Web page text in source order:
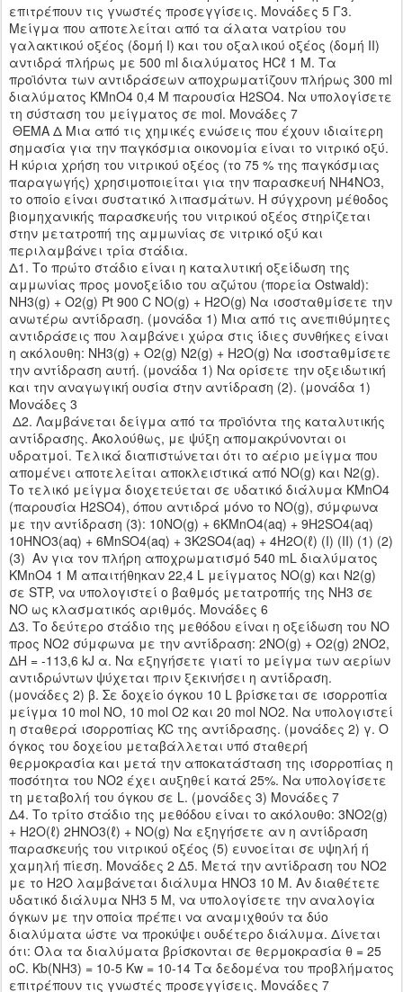
επιτρέπουν τις γνωστές προσεγγίσεις. Μονάδες 5 Γ3.
Μείγμα που αποτελείται από τα άλατα νατρίου του
γαλακτικού οξέος (δομή Ι) και του οξαλικού οξέος (δομή ΙΙ)
αντιδρά πλήρως με 500 ml διαλύματος HCℓ 1 Μ. Τα
προϊόντα των αντιδράσεων αποχρωματίζουν πλήρως 300 ml
διαλύματος KMnO4 0,4 M παρουσία H2SO4. Να υπολογίσετε
τη σύσταση του μείγματος σε mol. Μονάδες 7
ΘΕΜΑ Δ Μια από τις χημικές ενώσεις που έχουν ιδιαίτερη
σημασία για την παγκόσμια οικονομία είναι το νιτρικό οξύ.
Η κύρια χρήση του νιτρικού οξέος (το 75 % της παγκόσμιας
παραγωγής) χρησιμοποιείται για την παρασκευή NH4NO3,
το οποίο είναι συστατικό λιπασμάτων. Η σύγχρονη μέθοδος
βιομηχανικής παρασκευής του νιτρικού οξέος στηρίζεται
στην μετατροπή της αμμωνίας σε νιτρικό οξύ και
περιλαμβάνει τρία στάδια.
Δ1. Το πρώτο στάδιο είναι η καταλυτική οξείδωση της
αμμωνίας προς μονοξείδιο του αζώτου (πορεία Ostwald):
NH3(g) + O2(g) Pt 900 C NO(g) + H2O(g) Να ισοσταθμίσετε την
ανωτέρω αντίδραση. (μονάδα 1) Μια από τις ανεπιθύμητες
αντιδράσεις που λαμβάνει χώρα στις ίδιες συνθήκες είναι
η ακόλουθη: NH3(g) + Ο2(g) N2(g) + H2O(g) Να ισοσταθμίσετε
την αντίδραση αυτή. (μονάδα 1) Να ορίσετε την οξειδωτική
και την αναγωγική ουσία στην αντίδραση (2). (μονάδα 1)
Μονάδες 3
Δ2. Λαμβάνεται δείγμα από τα προϊόντα της καταλυτικής
αντίδρασης. Ακολούθως, με ψύξη απομακρύνονται οι
υδρατμοί. Τελικά διαπιστώνεται ότι το αέριο μείγμα που
απομένει αποτελείται αποκλειστικά από NO(g) και Ν2(g).
Το τελικό μείγμα διοχετεύεται σε υδατικό διάλυμα KMnO4
(παρουσία H2SO4), όπου αντιδρά μόνο το NO(g), σύμφωνα
με την αντίδραση (3): 10NO(g) + 6KMnO4(aq) + 9H2SO4(aq)
10HNO3(aq) + 6MnSO4(aq) + 3K2SO4(aq) + 4H2O(ℓ) (Ι) (ΙΙ) (1) (2)
(3) Αν για τον πλήρη αποχρωματισμό 540 mL διαλύματος
KMnO4 1 Μ απαιτήθηκαν 22,4 L μείγματος NO(g) και Ν2(g)
σε STP, να υπολογιστεί ο βαθμός μετατροπής της NH3 σε
ΝΟ ως κλασματικός αριθμός. Μονάδες 6
Δ3. Το δεύτερο στάδιο της μεθόδου είναι η οξείδωση του ΝΟ
προς ΝΟ2 σύμφωνα με την αντίδραση: 2ΝΟ(g) + O2(g) 2ΝΟ2,
ΔΗ = -113,6 kJ α. Να εξηγήσετε γιατί το μείγμα των αερίων
αντιδρώντων ψύχεται πριν ξεκινήσει η αντίδραση.
(μονάδες 2) β. Σε δοχείο όγκου 10 L βρίσκεται σε ισορροπία
μείγμα 10 mol ΝΟ, 10 mol O2 και 20 mol ΝΟ2. Να υπολογιστεί
η σταθερά ισορροπίας KC της αντίδρασης. (μονάδες 2) γ. Ο
όγκος του δοχείου μεταβάλλεται υπό σταθερή
θερμοκρασία και μετά την αποκατάσταση της ισορροπίας η
ποσότητα του ΝΟ2 έχει αυξηθεί κατά 25%. Να υπολογίσετε
τη μεταβολή του όγκου σε L. (μονάδες 3) Μονάδες 7
Δ4. Το τρίτο στάδιο της μεθόδου είναι το ακόλουθο: 3ΝΟ2(g)
+ Η2Ο(ℓ) 2HNO3(ℓ) + NO(g) Να εξηγήσετε αν η αντίδραση
παρασκευής του νιτρικού οξέος (5) ευνοείται σε υψηλή ή
χαμηλή πίεση. Μονάδες 2 Δ5. Μετά την αντίδραση του ΝΟ2
με το Η2Ο λαμβάνεται διάλυμα HNO3 10 Μ. Αν διαθέτετε
υδατικό διάλυμα ΝΗ3 5 Μ, να υπολογίσετε την αναλογία
όγκων με την οποία πρέπει να αναμιχθούν τα δύο
διαλύματα ώστε να προκύψει ουδέτερο διάλυμα. Δίνεται
ότι: Όλα τα διαλύματα βρίσκονται σε θερμοκρασία θ = 25
οC. Κb(NH3) = 10-5 Kw = 10-14 Tα δεδομένα του προβλήματος
επιτρέπουν τις γνωστές προσεγγίσεις. Μονάδες 7